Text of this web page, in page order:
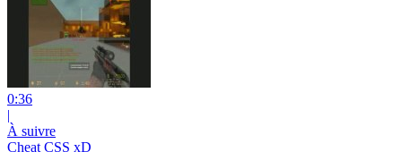
0:36
|
À suivre
Cheat CSS xD